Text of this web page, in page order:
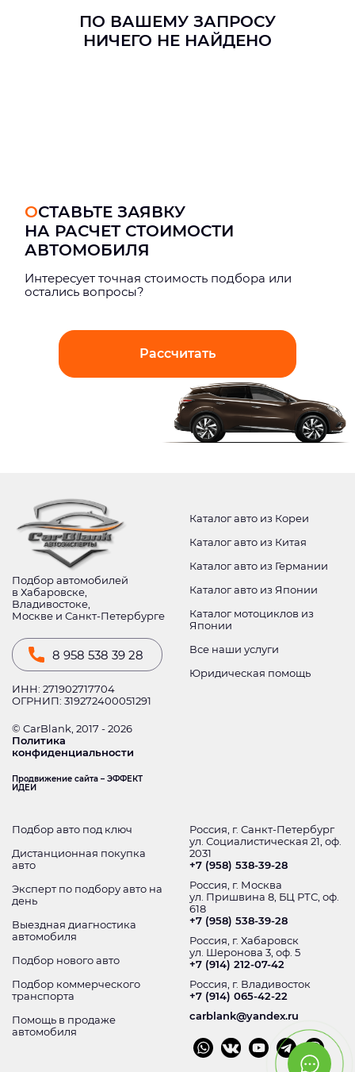
ПО ВАШЕМУ ЗАПРОСУ
НИЧЕГО НЕ НАЙДЕНО
ОСТАВЬТЕ ЗАЯВКУ
НА РАСЧЕТ СТОИМОСТИ
АВТОМОБИЛЯ
Интерeсует точная стоимость подбора или
остались вопросы?
Рассчитать
Подбор автомобилей
в Хабаровске,
Владивостоке,
Москве и Санкт-Петербурге
8 958 538 39 28
ИНН: 271902717704
ОГРНИП: 319272400051291
© CarBlank, 2017 - 2026
Политика
конфиденциальности
Продвижение сайта – ЭФФЕКТ
ИДЕИ
Каталог авто из Кореи
Каталог авто из Китая
Каталог авто из Германии
Каталог авто из Японии
Каталог мотоциклов из
Японии
Все наши услуги
Юридическая помощь
Подбор авто под ключ
Дистанционная покупка
авто
Эксперт по подбору авто на
день
Выездная диагностика
автомобиля
Подбор нового авто
Подбор коммерческого
транспорта
Помощь в продаже
автомобиля
Россия, г. Санкт-Петербург
ул. Социалистическая 21, оф.
2031
+7 (958) 538-39-28
Россия, г. Москва
ул. Пришвина 8, БЦ РТС, оф.
618
+7 (958) 538-39-28
Россия, г. Хабаровск
ул. Шеронова 3, оф. 5
+7 (914) 212-07-42
Россия, г. Владивосток
+7 (914) 065-42-22
carblank@yandex.ru